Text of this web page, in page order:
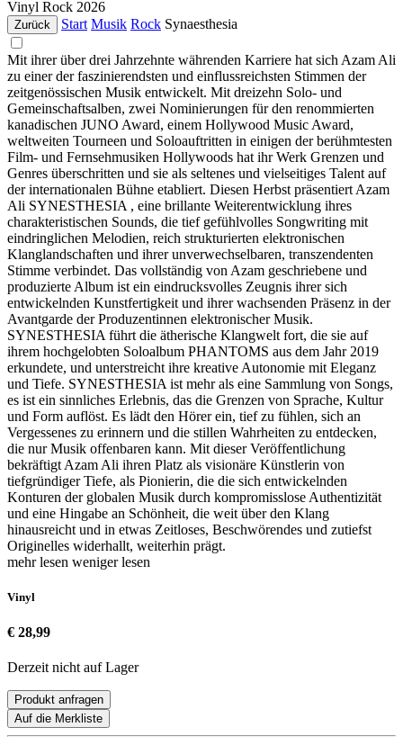
Vinyl Rock 2026
Zurück Start Musik Rock Synaesthesia
Mit ihrer über drei Jahrzehnte währenden Karriere hat sich Azam Ali
zu einer der faszinierendsten und einflussreichsten Stimmen der
zeitgenössischen Musik entwickelt. Mit dreizehn Solo- und
Gemeinschaftsalben, zwei Nominierungen für den renommierten
kanadischen JUNO Award, einem Hollywood Music Award,
weltweiten Tourneen und Soloauftritten in einigen der berühmtesten
Film- und Fernsehmusiken Hollywoods hat ihr Werk Grenzen und
Genres überschritten und sie als seltenes und vielseitiges Talent auf
der internationalen Bühne etabliert. Diesen Herbst präsentiert Azam
Ali SYNESTHESIA , eine brillante Weiterentwicklung ihres
charakteristischen Sounds, die tief gefühlvolles Songwriting mit
eindringlichen Melodien, reich strukturierten elektronischen
Klanglandschaften und ihrer unverwechselbaren, transzendenten
Stimme verbindet. Das vollständig von Azam geschriebene und
produzierte Album ist ein eindrucksvolles Zeugnis ihrer sich
entwickelnden Kunstfertigkeit und ihrer wachsenden Präsenz in der
Avantgarde der Produzentinnen elektronischer Musik.
SYNESTHESIA führt die ätherische Klangwelt fort, die sie auf
ihrem hochgelobten Soloalbum PHANTOMS aus dem Jahr 2019
erkundete, und unterstreicht ihre kreative Autonomie mit Eleganz
und Tiefe. SYNESTHESIA ist mehr als eine Sammlung von Songs,
es ist ein sinnliches Erlebnis, das die Grenzen von Sprache, Kultur
und Form auflöst. Es lädt den Hörer ein, tief zu fühlen, sich an
Vergessenes zu erinnern und die stillen Wahrheiten zu entdecken,
die nur Musik offenbaren kann. Mit dieser Veröffentlichung
bekräftigt Azam Ali ihren Platz als visionäre Künstlerin von
tiefgründiger Tiefe, als Pionierin, die die sich entwickelnden
Konturen der globalen Musik durch kompromisslose Authentizität
und eine Hingabe an Schönheit, die weit über den Klang
hinausreicht und in etwas Zeitloses, Beschwörendes und zutiefst
Originelles widerhallt, weiterhin prägt.
mehr lesen weniger lesen
Vinyl
€ 28,99
Derzeit nicht auf Lager
Produkt anfragen
Auf die Merkliste